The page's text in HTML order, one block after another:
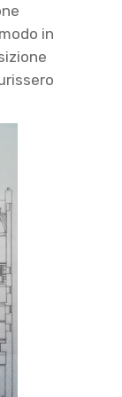
in